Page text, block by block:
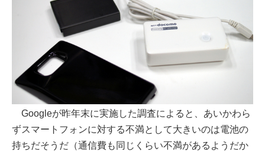
Googleが昨年末に実施した調査によると、あいかわら
ずスマートフォンに対する不満として大きいのは電池の
持ちだそうだ（通信費も同じくらい不満があるようだか